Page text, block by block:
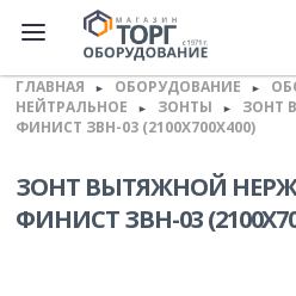
ГЛАВНАЯ ► ОБОРУДОВАНИЕ ►
НЕЙТРАЛЬНОЕ
► ЗОНТЫ ►
ЗОНТ
ФИНИСТ ЗВН-03 (2100Х700Х400)
ЗОНТ ВЫТЯЖНОЙ
ФИНИСТ ЗВН-03